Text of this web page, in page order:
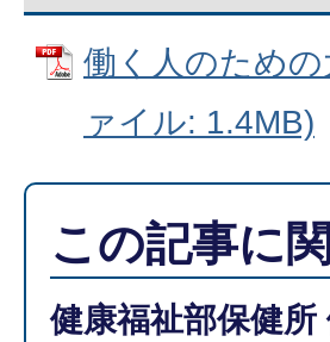
働く人のため
ァイル: 1.4MB)
この記事に
健康福祉部保健所